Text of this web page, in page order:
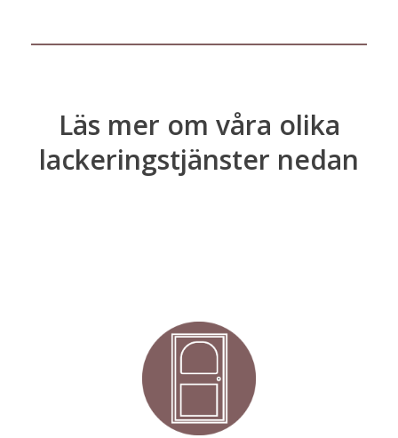
Läs mer om våra olika
lackeringstjänster nedan
MÖBELLACKERING